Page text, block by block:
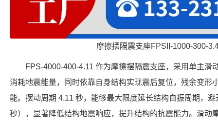
摩擦摆隔震支座FPSII-1000-300-
FPS-4000-400-4.11 作为摩擦摆隔震支座，采用单主滑
消耗地震能量，同时依靠自身结构实现震后复位，残余变形
能。摆动周期 4.11 秒，能够最大限度延长结构自振周期，
秒），显著降低结构地震响应，提升结构的抗震能力。滑动